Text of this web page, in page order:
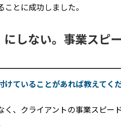
とに成功しました。
にしない。事業ス
ていることがあれば教えてくだ
く、クライアントの事業スピ